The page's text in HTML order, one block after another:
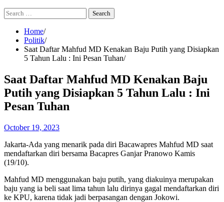
Search
for:
Home
Politik
Saat Daftar Mahfud MD Kenakan Baju Putih yang Disiapkan
5 Tahun Lalu : Ini Pesan Tuhan
Saat Daftar Mahfud MD Kenakan Baju
Putih yang Disiapkan 5 Tahun Lalu : Ini
Pesan Tuhan
October 19, 2023
Jakarta-Ada yang menarik pada diri Bacawapres Mahfud MD saat
mendaftarkan diri bersama Bacapres Ganjar Pranowo Kamis
(19/10).
Mahfud MD menggunakan baju putih, yang diakuinya merupakan
baju yang ia beli saat lima tahun lalu dirinya gagal mendaftarkan diri
ke KPU, karena tidak jadi berpasangan dengan Jokowi.